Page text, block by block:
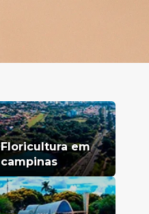
Floricultura em
campinas